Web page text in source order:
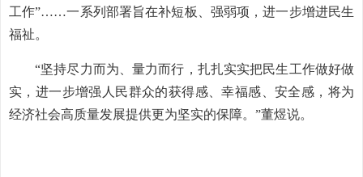
工作”……一系列部署旨在补短板、强弱项，进一步增进民生
福祉。
“坚持尽力而为、量力而行，扎扎实实把民生工作做好做
实，进一步增强人民群众的获得感、幸福感、安全感，将为
经济社会高质量发展提供更为坚实的保障。”董煜说。